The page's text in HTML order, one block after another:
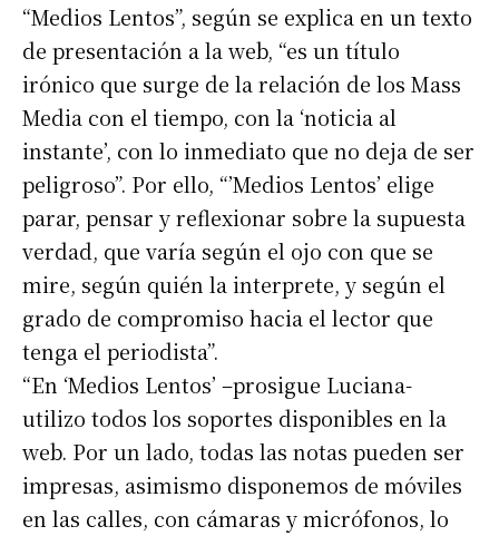
“Medios Lentos”, según se explica en un texto
de presentación a la web, “es un título
irónico que surge de la relación de los Mass
Media con el tiempo, con la ‘noticia al
instante’, con lo inmediato que no deja de ser
peligroso”. Por ello, “’Medios Lentos’ elige
parar, pensar y reflexionar sobre la supuesta
verdad, que varía según el ojo con que se
mire, según quién la interprete, y según el
grado de compromiso hacia el lector que
tenga el periodista”.
“En ‘Medios Lentos’ –prosigue Luciana-
utilizo todos los soportes disponibles en la
web. Por un lado, todas las notas pueden ser
impresas, asimismo disponemos de móviles
en las calles, con cámaras y micrófonos, lo